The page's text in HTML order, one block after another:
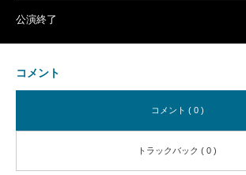
公演終了
コメント
コメント ( 0 )
トラックバック ( 0 )